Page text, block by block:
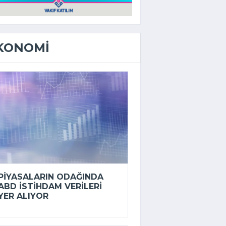
ODAĞINDA
ISTIHDAM VERILERI
ALIYOR